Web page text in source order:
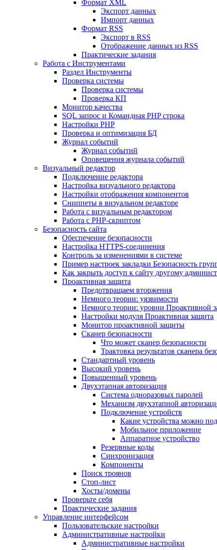
Формат XML
Экспорт данных
Импорт данных
Формат RSS
Экспорт в RSS
Отображение данных из RSS
Практические задания
Работа с Инструментами
Раздел Инструменты
Проверка системы
Проверка системы
Проверка КП
Монитор качества
SQL запрос и Командная PHP строка
Настройки PHP
Проверка и оптимизация БД
Журнал событий
Журнал событий
Оповещения журнала событий
Визуальный редактор
Подключение редактора
Настройка визуального редактора
Настройки отображения компонентов
Сниппеты в визуальном редакторе
Работа с визуальным редактором
Работа с PHP-скриптом
Безопасность сайта
Обеспечение безопасности
Настройка HTTPS-соединения
Контроль за изменениями в системе
Пример настроек закладки Безопасность
Как закрыть доступ к сайту другому
Проактивная защита
Предотвращаем вторжения
Немного теории: уязвимости
Немного теории: уровни Проактивной
Настройки модуля Проактивная защита
Монитор проактивной защиты
Сканер безопасности
Что может сканер безопасности
Трактовка результатов сканера
Стандартный уровень
Высокий уровень
Повышенный уровень
Двухэтапная авторизация
Система одноразовых паролей
Механизм двухэтапной
Подключение устройств
Какие устройства можно
Мобильное приложение
Аппаратное устройство
Резервные коды
Синхронизация
Компоненты
Поиск троянов
Стоп-лист
Хосты/домены
Проверьте себя
Практические задания
Управление интерфейсом
Пользовательские настройки
Административные настройки
Административные настройки